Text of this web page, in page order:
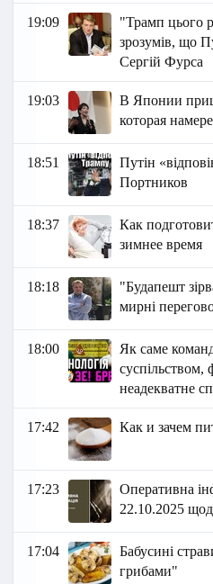
19:09
"Трамп цього
зрозумів, що
Сергій Фурса
19:03
В Японии
которая
18:51
Путін
Портников
18:37
Как
зимнее время
18:18
"Будапешт
мирні
18:00
Як саме
неадекватне
17:42 Как и зачем
17:23
Оперативна
22.10.2025
17:04
Бабусині
грибами"